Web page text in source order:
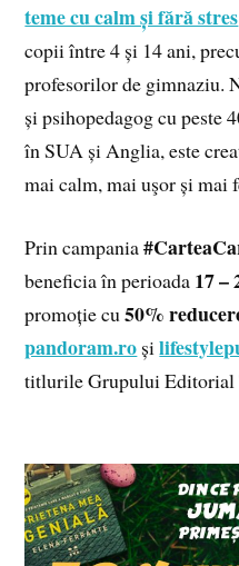
teme cu calm și fără stres
copii între 4 și 14 ani,
profesorilor de gimnaziu.
și psihopedagog cu peste
în SUA și Anglia, este
mai calm, mai uşor și mai
Prin campania
beneficia în perioada 17 –
promoție cu50%
pandoram.ro și
titlurile Grupului Editorial